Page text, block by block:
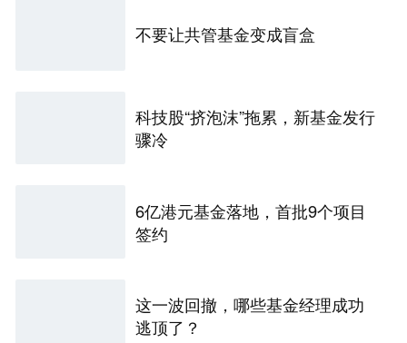
不要让共管基金变成盲盒
科技股“挤泡沫”拖累，新基金发行
骤冷
6亿港元基金落地，首批9个项目
签约
这一波回撤，哪些基金经理成功
逃顶了？